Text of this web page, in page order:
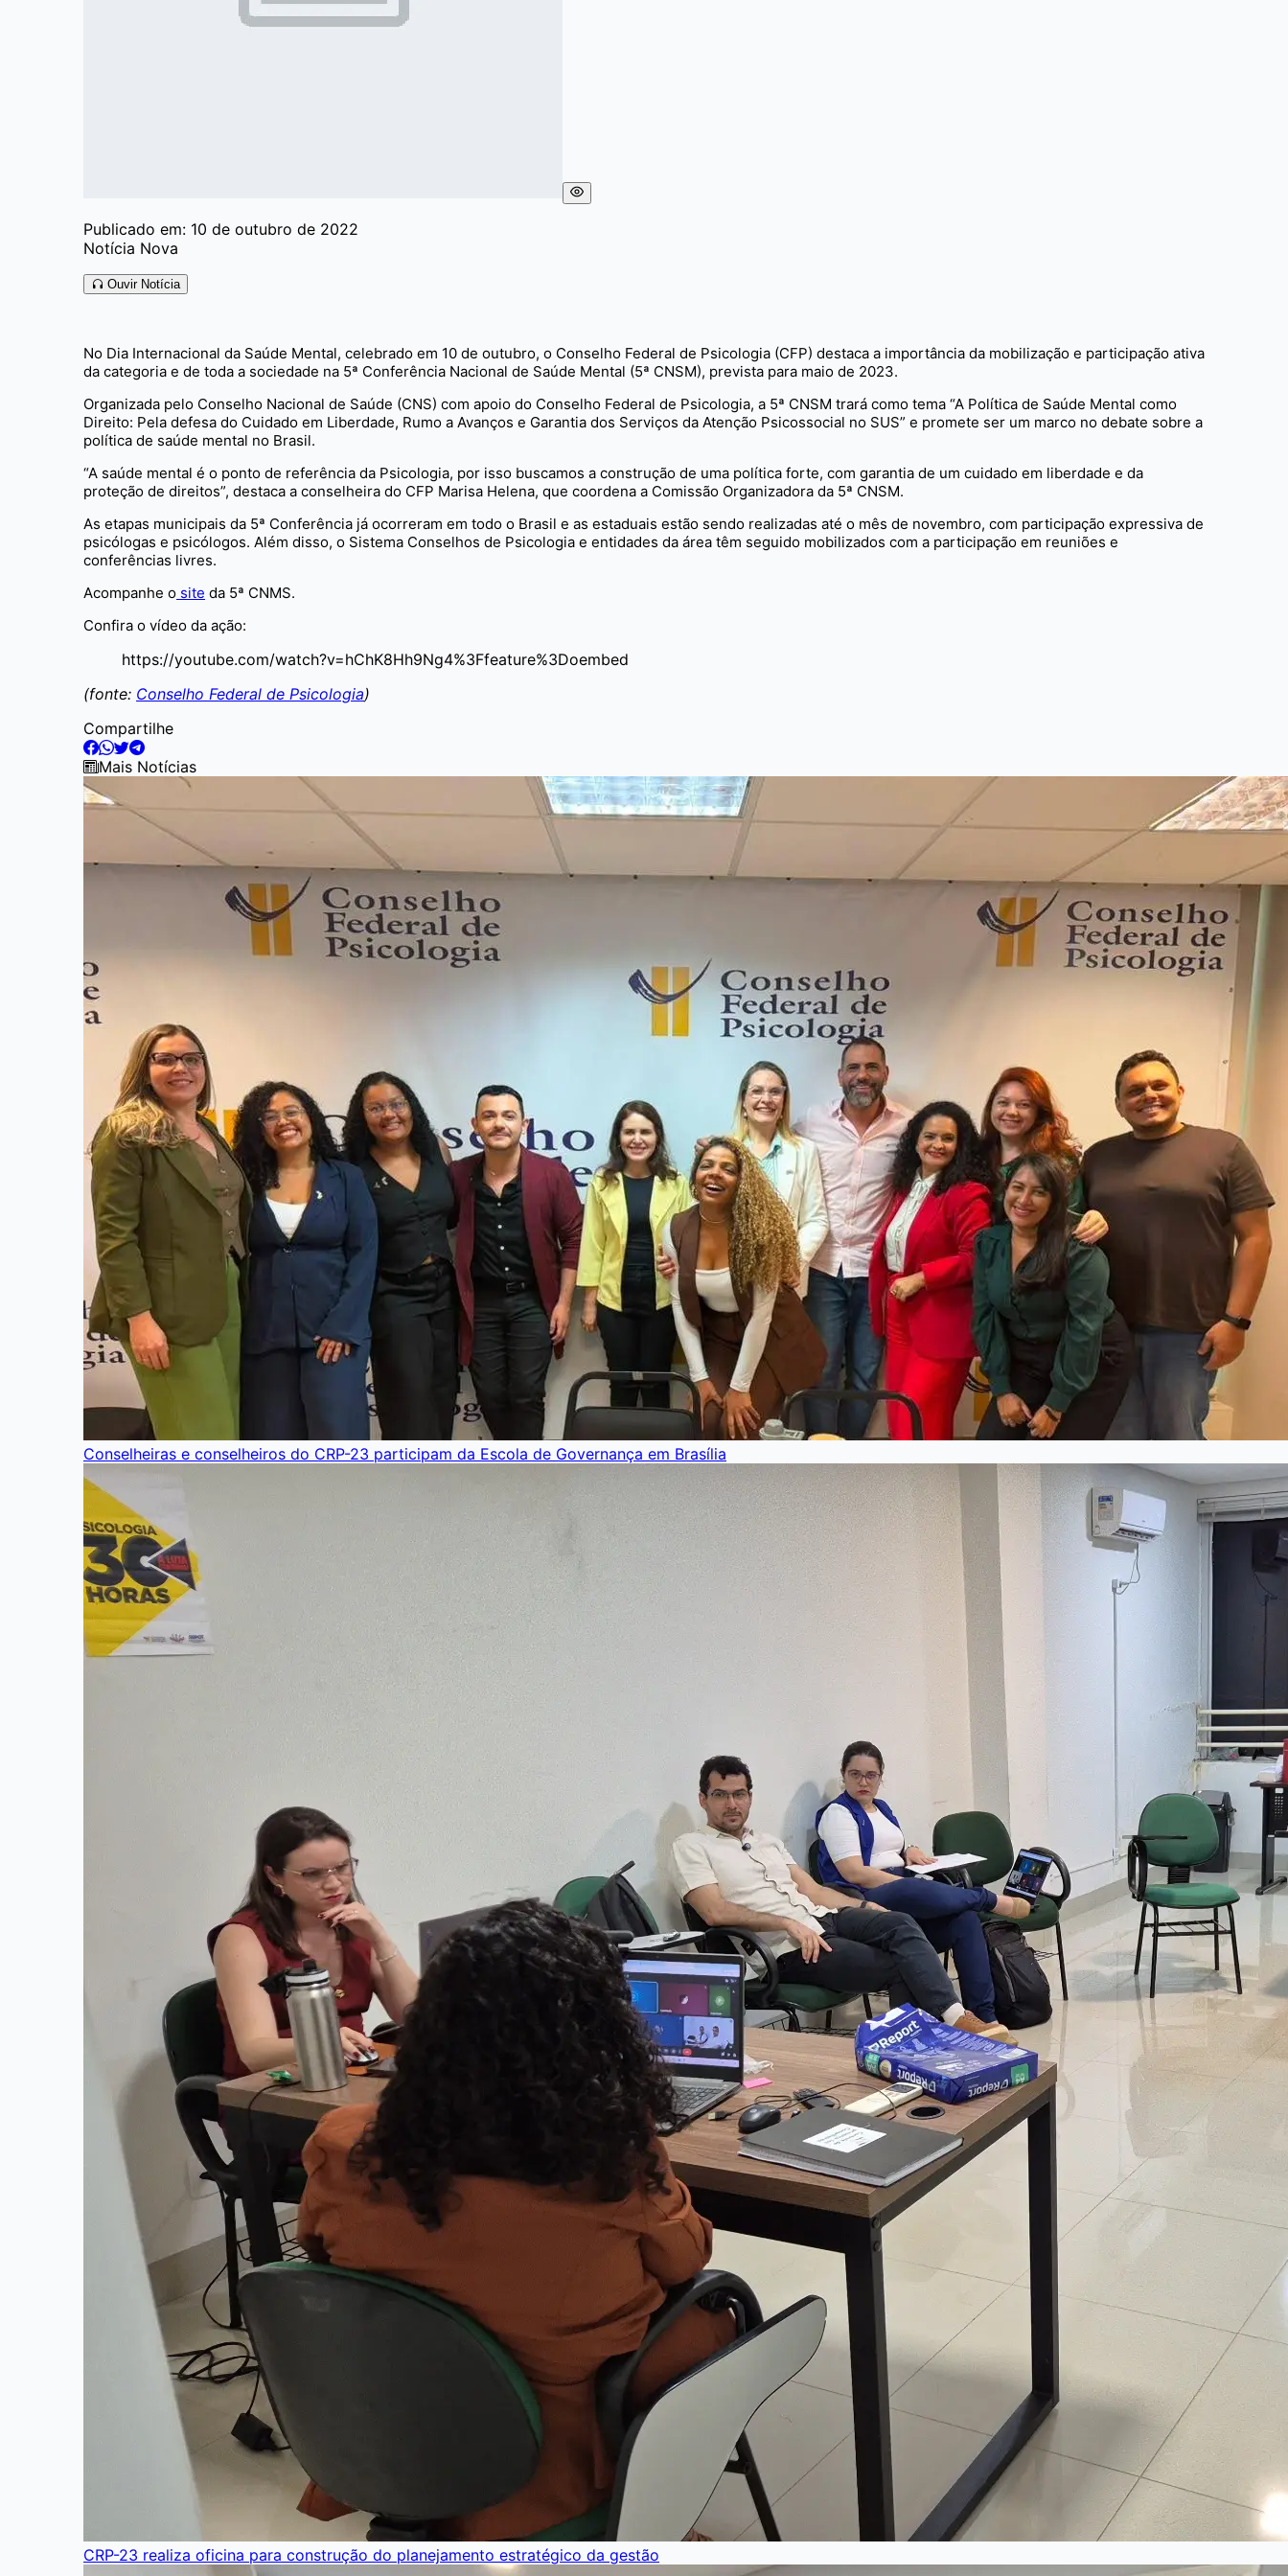
Publicado em: 10 de outubro de 2022
Notícia Nova
Ouvir Notícia
No Dia Internacional da Saúde Mental, celebrado em 10 de outubro, o Conselho Federal de Psicologia (CFP) destaca a importância da mobilização e participação ativa
da categoria e de toda a sociedade na 5ª Conferência Nacional de Saúde Mental (5ª CNSM), prevista para maio de 2023.
Organizada pelo Conselho Nacional de Saúde (CNS) com apoio do Conselho Federal de Psicologia, a 5ª CNSM trará como tema “A Política de Saúde Mental como
Direito: Pela defesa do Cuidado em Liberdade, Rumo a Avanços e Garantia dos Serviços da Atenção Psicossocial no SUS” e promete ser um marco no debate sobre a
política de saúde mental no Brasil.
“A saúde mental é o ponto de referência da Psicologia, por isso buscamos a construção de uma política forte, com garantia de um cuidado em liberdade e da
proteção de direitos”, destaca a conselheira do CFP Marisa Helena, que coordena a Comissão Organizadora da 5ª CNSM.
As etapas municipais da 5ª Conferência já ocorreram em todo o Brasil e as estaduais estão sendo realizadas até o mês de novembro, com participação expressiva de
psicólogas e psicólogos. Além disso, o Sistema Conselhos de Psicologia e entidades da área têm seguido mobilizados com a participação em reuniões e
conferências livres.
Acompanhe o site da 5ª CNMS.
Confira o vídeo da ação:
https://youtube.com/watch?v=hChK8Hh9Ng4%3Ffeature%3Doembed
(fonte: Conselho Federal de Psicologia)
Compartilhe
Mais Notícias
Conselheiras e conselheiros do CRP-23 participam da Escola de Governança em Brasília
CRP-23 realiza oficina para construção do planejamento estratégico da gestão